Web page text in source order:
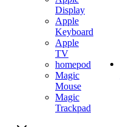
Display
Apple
Keyboard
Apple
TV
homepod
Magic
Mouse
Magic
Trackpad